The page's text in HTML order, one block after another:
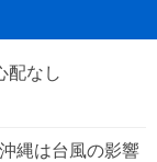
配なし
縄は台風の影響